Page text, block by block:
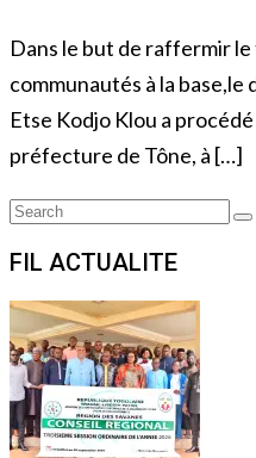
Dans le but de raffermir le
communautés à la
Etse Kodjo Klou a
préfecture de Tône, à […]
Search
FIL ACTUALITE